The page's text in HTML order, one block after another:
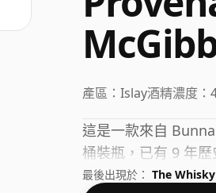
產區： Islay酒精濃度：
這是一款來自
桶裝瓶，已有 9 年
最後出現於： The